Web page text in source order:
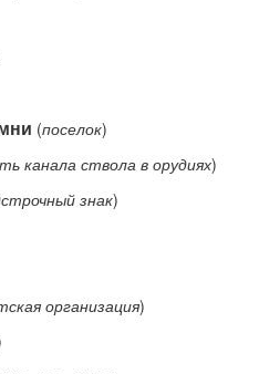
(поселок)
канала ствола в орудиях)
знак)
организация)